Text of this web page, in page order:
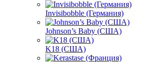
Invisibobble (Германия)
Johnson’s Baby (США)
K18 (США)